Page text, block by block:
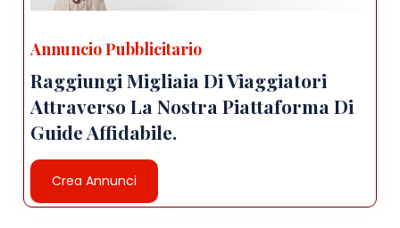
Annuncio Pubblicitario
Raggiungi Migliaia Di Viaggiatori
Attraverso La Nostra Piattaforma Di
Guide Affidabile.
Crea Annunci